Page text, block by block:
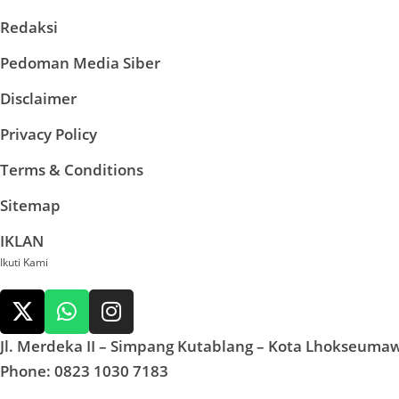
Redaksi
Pedoman Media Siber
Disclaimer
Privacy Policy
Terms & Conditions
Sitemap
IKLAN
Ikuti Kami
Jl. Merdeka II – Simpang Kutablang – Kota
Phone: 0823 1030 7183